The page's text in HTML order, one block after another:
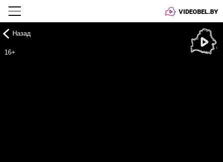
VIDEOBEL.BY
Назад
16+